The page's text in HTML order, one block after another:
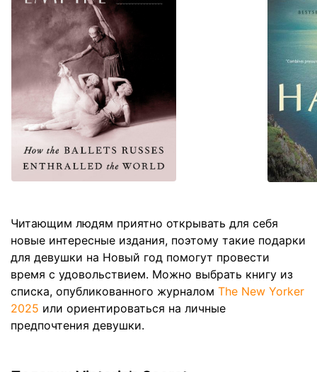
Читающим людям приятно открывать для себя
новые интересные издания, поэтому такие подарки
для девушки на Новый год помогут провести
время с удовольствием. Можно выбрать книгу из
списка, опубликованного журналом The New Yorker
2025 или ориентироваться на личные
предпочтения девушки.